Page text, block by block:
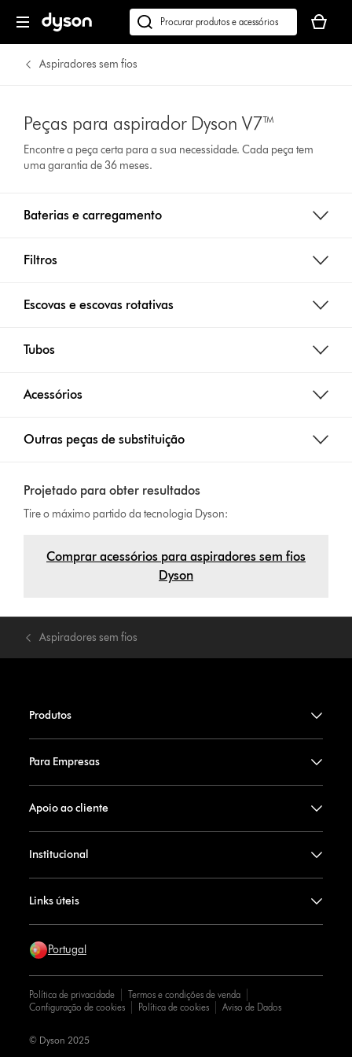
Pesquisar
em
dyson.pt
seu
cesto
Aspiradores sem fios
Peças para aspirador Dyson V7™
Encontre a peça certa para a sua necessidade. Cada peça tem
uma garantia de 36 meses.
Baterias e carregamento
Filtros
Escovas e escovas rotativas
Tubos
Acessórios
Outras peças de substituição
Projetado para obter resultados
Tire o máximo partido da tecnologia Dyson:
Comprar acessórios para aspiradores sem fios
Dyson
Aspiradores sem fios
Produtos
Para Empresas
Apoio ao cliente
Institucional
Links úteis
Portugal
Política de privacidade
Termos e condições de venda
Configuração de cookies
Política de cookies Aviso de Dados
© Dyson 2025